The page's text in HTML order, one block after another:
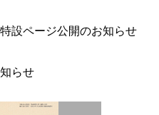
設ページ公開のお知らせ
らせ